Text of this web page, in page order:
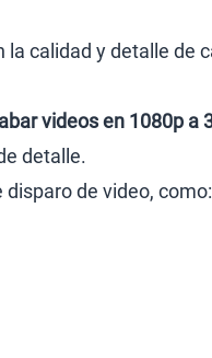
calidad y detalle de
videos en 1080p a
detalle.
de video, como: